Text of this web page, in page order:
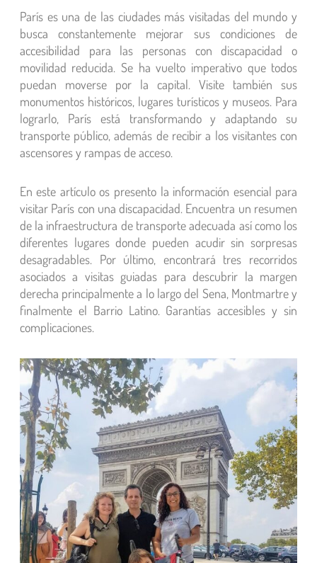
París es una de las ciudades más visitadas del mundo y
busca constantemente mejorar sus condiciones de
accesibilidad para las personas con discapacidad o
movilidad reducida. Se ha vuelto imperativo que todos
puedan moverse por la capital. Visite también sus
monumentos históricos, lugares turísticos y museos. Para
lograrlo, París está transformando y adaptando su
transporte público, además de recibir a los visitantes con
ascensores y rampas de acceso.
En este artículo os presento la información esencial para
visitar París con una discapacidad. Encuentra un resumen
de la infraestructura de transporte adecuada así como los
diferentes lugares donde pueden acudir sin sorpresas
desagradables. Por último, encontrará tres recorridos
asociados a visitas guiadas para descubrir la margen
derecha principalmente a lo largo del Sena, Montmartre y
finalmente el Barrio Latino. Garantías accesibles y sin
complicaciones.